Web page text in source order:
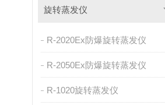
旋转蒸发仪
R-2020Ex防爆旋转蒸发仪
R-2050Ex防爆旋转蒸发仪
R-1020旋转蒸发仪